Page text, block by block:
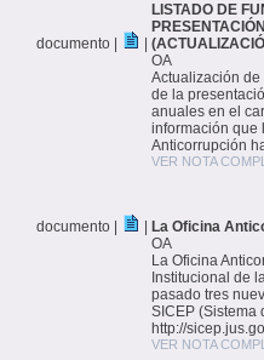
documento |
LISTADO DE
OA
Actualización
de la
anuales en el
información que
Anticorrupción
VER NOTA
documento |
La Oficina
OA
La Oficina
Institucional de
pasado tres
SICEP (Sistema
http://
VER NOTA